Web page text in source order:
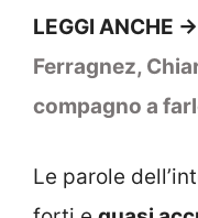
LEGGI ANCHE ->
Ferragnez,
compagno a
Le parole